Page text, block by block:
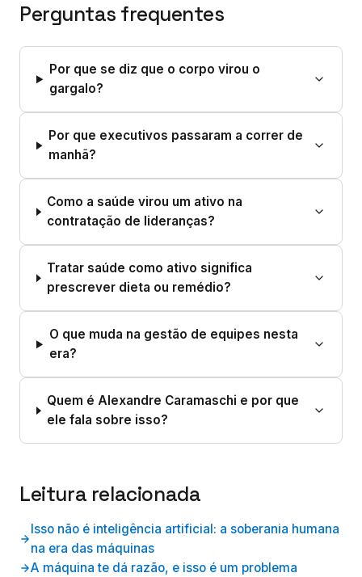
Perguntas frequentes
Por que se diz que o corpo virou o
gargalo?
Por que executivos passaram a correr de
manhã?
Como a saúde virou um ativo na
contratação de lideranças?
Tratar saúde como ativo significa
prescrever dieta ou remédio?
O que muda na gestão de equipes nesta
era?
Quem é Alexandre Caramaschi e por que
ele fala sobre isso?
Leitura relacionada
Isso não é inteligência artificial: a soberania humana
na era das máquinas
A máquina te dá razão, e isso é um problema